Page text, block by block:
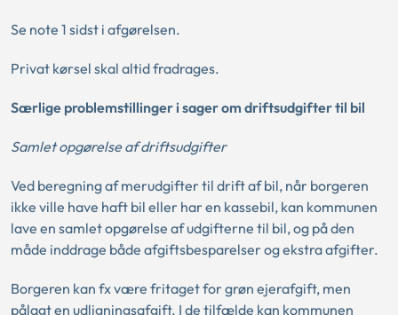
Se note 1 sidst i afgørelsen.
Privat kørsel skal altid fradrages.
Særlige problemstillinger i sager om driftsudgifter til bil
Samlet opgørelse af driftsudgifter
Ved beregning af merudgifter til drift af bil, når borgeren
ikke ville have haft bil eller har en kassebil, kan kommunen
lave en samlet opgørelse af udgifterne til bil, og på den
måde inddrage både afgiftsbesparelser og ekstra afgifter.
Borgeren kan fx være fritaget for grøn ejerafgift, men
pålagt en udligningsafgift. I de tilfælde kan kommunen